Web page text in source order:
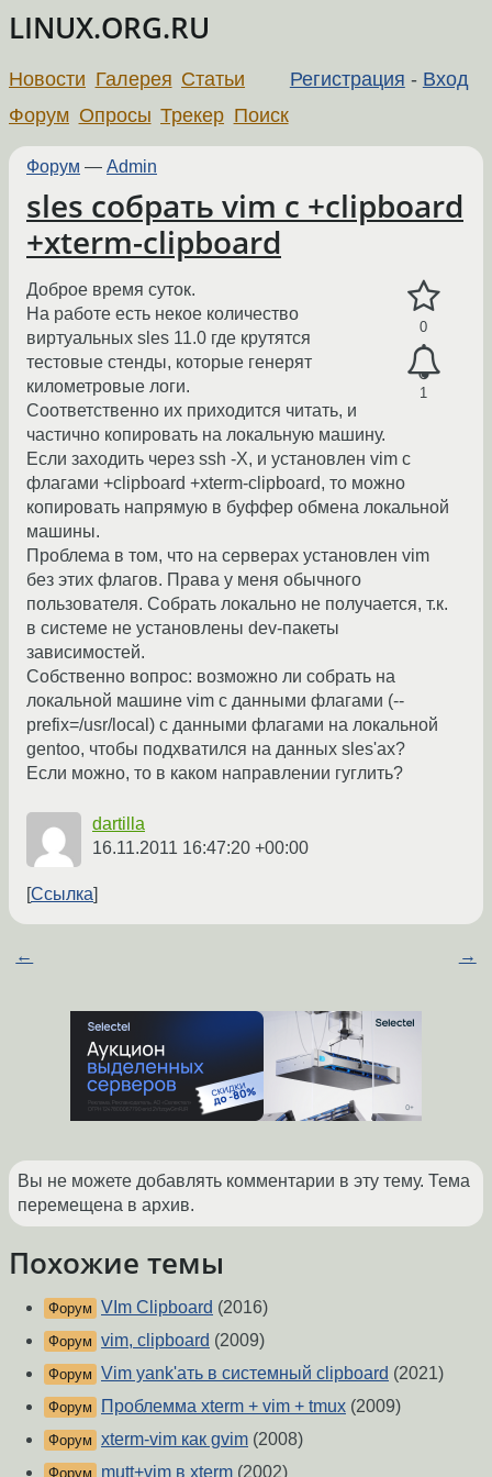
LINUX.ORG.RU
Регистрация - Вход
Новости Галерея Статьи
Форум Опросы Трекер Поиск
Форум — Admin
sles собрать vim с +clipboard
+xterm-clipboard
0
1
Доброе время суток.
На работе есть некое количество
виртуальных sles 11.0 где крутятся
тестовые стенды, которые генерят
километровые логи.
Соответственно их приходится читать, и
частично копировать на локальную машину.
Если заходить через ssh -X, и установлен vim с
флагами +clipboard +xterm-clipboard, то можно
копировать напрямую в буффер обмена локальной
машины.
Проблема в том, что на серверах установлен vim
без этих флагов. Права у меня обычного
пользователя. Собрать локально не получается, т.к.
в системе не установлены dev-пакеты
зависимостей.
Собственно вопрос: возможно ли собрать на
локальной машине vim с данными флагами (--
prefix=/usr/local) с данными флагами на локальной
gentoo, чтобы подхватился на данных sles'ах?
Если можно, то в каком направлении гуглить?
dartilla
16.11.2011 16:47:20 +00:00
Ссылка
← →
Вы не можете добавлять комментарии в эту тему. Тема
перемещена в архив.
Похожие темы
Форум VIm Clipboard (2016)
Форум vim, clipboard (2009)
Форум Vim yank'ать в системный clipboard (2021)
Форум Проблемма xterm + vim + tmux (2009)
Форум xterm-vim как gvim (2008)
Форум mutt+vim в xterm (2002)